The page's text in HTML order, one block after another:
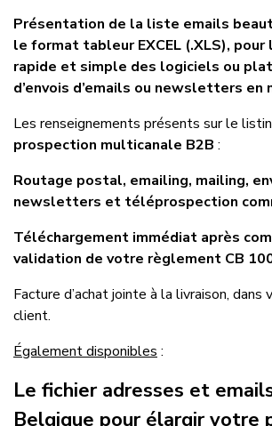
Présentation de la liste emails
le format tableur EXCEL (.XLS), pour
rapide et simple des logiciels ou
d’envois d’emails ou newsletters en
Les renseignements présents sur le
prospection multicanale B2B :
Routage postal, emailing, mailing,
newsletters et téléprospection
Téléchargement immédiat après
validation de votre règlement CB
Facture d’achat jointe à la livraison, dans
client.
Également disponibles :
Le fichier adresses et
Belgique pour élargir votre